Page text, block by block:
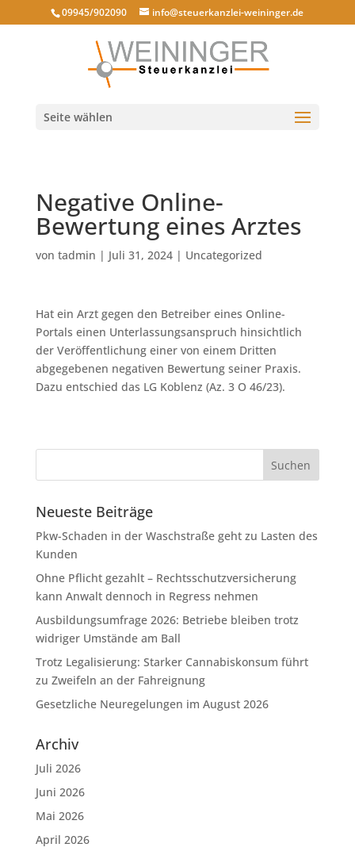
09945/902090 info@steuerkanzlei-weininger.de
Seite wählen
Negative Online-
Bewertung eines Arztes
von tadmin | Juli 31, 2024| Uncategorized
Hat ein Arzt gegen den Betreiber eines Online-
Portals einen Unterlassungsanspruch hinsichtlich
der Veröffentlichung einer von einem Dritten
abgegebenen negativen Bewertung seiner Praxis.
Dazu entschied das LG Koblenz (Az. 3 O 46/23).
Neueste Beiträge
Pkw-Schaden in der Waschstraße geht zu Lasten des
Kunden
Ohne Pflicht gezahlt – Rechtsschutzversicherung
kann Anwalt dennoch in Regress nehmen
Ausbildungsumfrage 2026: Betriebe bleiben trotz
widriger Umstände am Ball
Trotz Legalisierung: Starker Cannabiskonsum führt
zu Zweifeln an der Fahreignung
Gesetzliche Neuregelungen im August 2026
Archiv
Juli 2026
Juni 2026
Mai 2026
April 2026